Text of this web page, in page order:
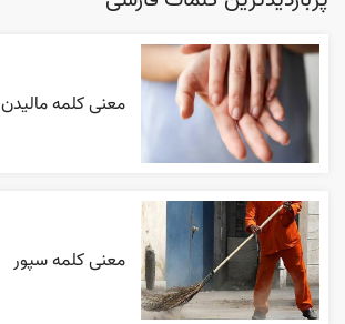
معنی کلمه مالیدن
معنی کلمه سپور